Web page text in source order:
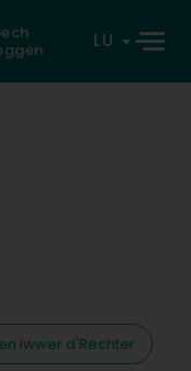
LU
iwwer d'Rechter